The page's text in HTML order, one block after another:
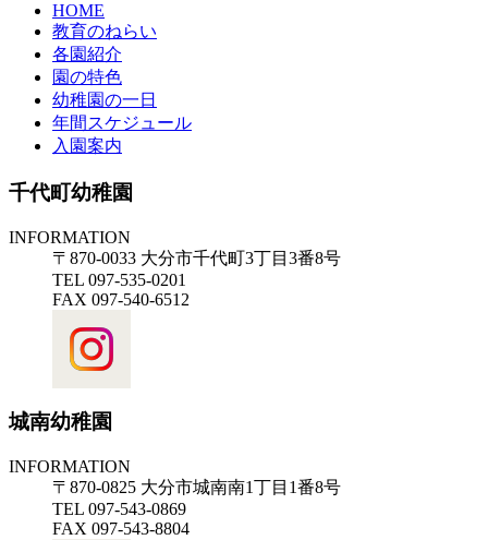
HOME
教育のねらい
各園紹介
園の特色
幼稚園の一日
年間スケジュール
入園案内
千代町幼稚園
INFORMATION
〒870-0033 大分市千代町3丁目3番8号
TEL 097-535-0201
FAX 097-540-6512
城南幼稚園
INFORMATION
〒870-0825 大分市城南南1丁目1番8号
TEL 097-543-0869
FAX 097-543-8804